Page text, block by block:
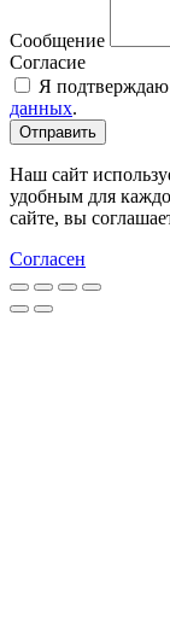
Сообщение
Согласие
Я подтверждаю
данных.
Отправить
Наш сайт
удобным для
сайте, вы
Согласен